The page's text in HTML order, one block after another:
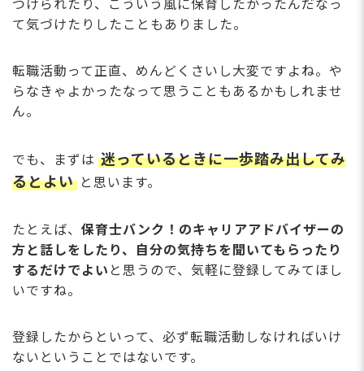
つけられたり、こういう風に保育したかったんだなっ
て気づけたりしたこともありました。
転職活動って正直、めんどくさいし大変ですよね。や
らなきゃよかったなって思うこともあるかもしれませ
ん。
でも、まずは 迷っているときに一歩踏み出してみ
るとよい と思います。
たとえば、 保育士バンク！のキャリアアドバイザーの
方と話しをしたり、自分の気持ちを聞いてもらったり
するだけでよい と思うので、気軽に登録してみてほし
いですね。
登録したからといって、必ず転職活動しなければいけ
ないということではないです。